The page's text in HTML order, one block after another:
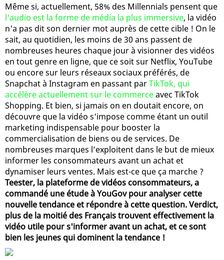
Même si, actuellement, 58% des Millennials pensent que
l'audio est la forme de média la plus immersive, la vidéo
n'a pas dit son dernier mot auprès de cette cible ! On le
sait, au quotidien, les moins de 30 ans passent de
nombreuses heures chaque jour à visionner des vidéos
en tout genre en ligne, que ce soit sur Netflix, YouTube
ou encore sur leurs réseaux sociaux préférés, de
Snapchat à Instagram en passant parTikTok, qui
accélère actuellement sur le commerceavec TikTok
Shopping. Et bien, si jamais on en doutait encore, on
découvre que la vidéo s'impose comme étant un outil
marketing indispensable pour booster la
commercialisation de biens ou de services. De
nombreuses marques l’exploitent dans le but de mieux
informer les consommateurs avant un achat et
dynamiser leurs ventes. Mais est-ce que ça marche ?
Teester, la plateforme de vidéos consommateurs, a
commandé une étude à YouGov pour analyser cette
nouvelle tendance et répondre à cette question. Verdict,
plus de la moitié des Français trouvent effectivement la
vidéo utile pour s'informer avant un achat, et ce sont
bien les jeunes qui dominent la tendance !